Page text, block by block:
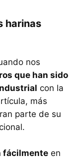
harinas
nos
que han sido
con la
más
parte de su
fácilmente en